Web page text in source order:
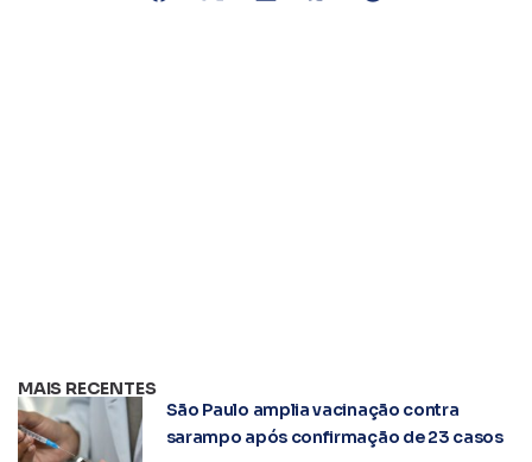
MAIS RECENTES
São Paulo amplia vacinação contra
sarampo após confirmação de 23 casos